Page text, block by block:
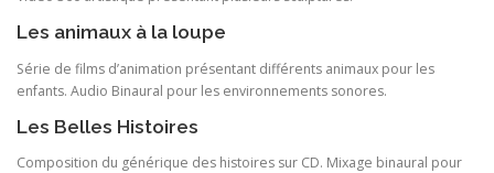
Les animaux à la loupe
Série de films d’animation présentant différents animaux pour les
enfants. Audio Binaural pour les environnements sonores.
Les Belles Histoires
Composition du générique des histoires sur CD. Mixage binaural pour